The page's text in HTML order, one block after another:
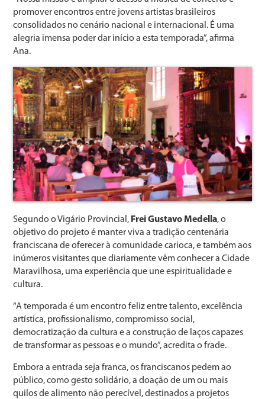
promover encontros entre jovens artistas brasileiros
consolidados no cenário nacional e internacional. É uma
alegria imensa poder dar início a esta temporada”, afirma
Ana.
Segundo o Vigário Provincial, Frei Gustavo Medella, o
objetivo do projeto é manter viva a tradição centenária
franciscana de oferecer à comunidade carioca, e também aos
inúmeros visitantes que diariamente vêm conhecer a Cidade
Maravilhosa, uma experiência que une espiritualidade e
cultura.
“A temporada é um encontro feliz entre talento, excelência
artística, profissionalismo, compromisso social,
democratização da cultura e a construção de laços capazes
de transformar as pessoas e o mundo”, acredita o frade.
Embora a entrada seja franca, os franciscanos pedem ao
público, como gesto solidário, a doação de um ou mais
quilos de alimento não perecível, destinados a projetos